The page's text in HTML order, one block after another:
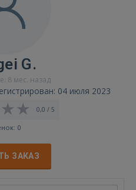
G.
8 мес. назад
04 июля 2023
0,0 / 5
0
ЗАКАЗ